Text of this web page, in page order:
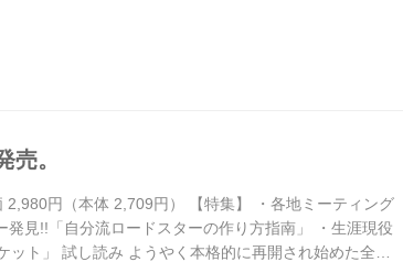
売。
円（本体 2,709円） 【特集】 ・各地ミーティング
見!!「自分流ロードスターの作り方指南」 ・生涯現役
ト」 試し読み ようやく本格的に再開され始めた全国